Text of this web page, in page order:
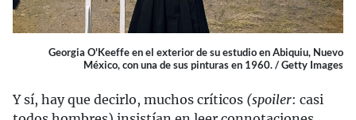
Georgia O'Keeffe en el exterior de su estudio en Abiquiu, Nuevo
México, con una de sus pinturas en 1960. / Getty Images
Y sí, hay que decirlo, muchos críticos (spoiler: casi